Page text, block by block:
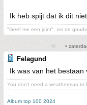
Ik heb spijt dat ik dit
"Geef me een joint", zei de
•
Felagund
Ik was van het bestaan
You don't need a weatherman to
--
Album top 100 2024